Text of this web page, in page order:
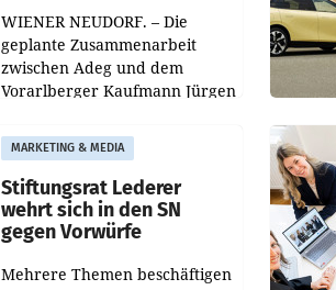
WIENER NEUDORF. – Die
geplante Zusammenarbeit
zwischen Adeg und dem
Vorarlberger Kaufmann Jürgen
freigegeben: Die
Bundeswettbewerbsbehörde
und der Bundeskartellanwalt
MARKETING & MEDIA
Stiftungsrat Lederer
wehrt sich in den SN
gegen Vorwürfe
Mehrere Themen beschäftigen